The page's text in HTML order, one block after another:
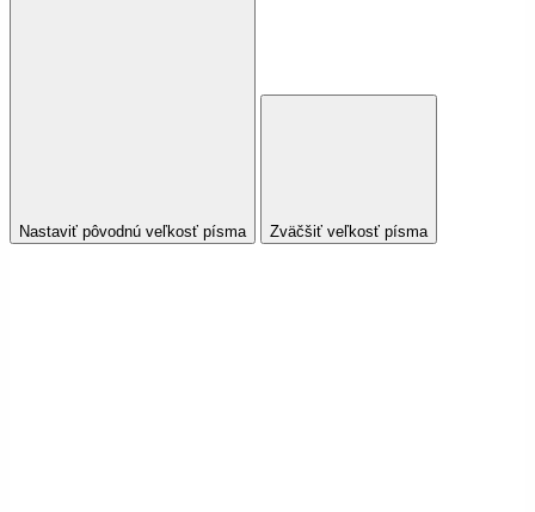
Nastaviť pôvodnú veľkosť písma Zväčšiť veľkosť písma